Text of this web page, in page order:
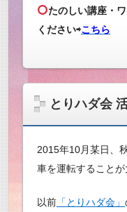
たのしい講座・
ください⇨こちら
とりハダ会
2015年10月某日、
車を運転することが
以前 「とりハダ会」